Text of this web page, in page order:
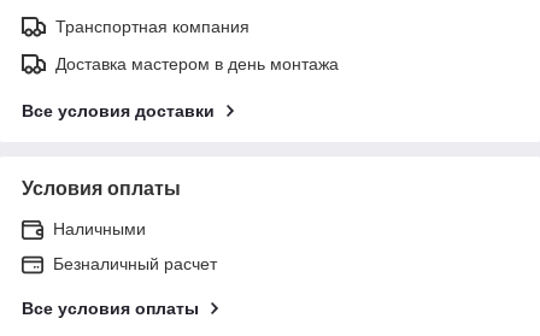
Транспортная компания
Доставка мастером в день монтажа
Все условия доставки
Условия оплаты
Наличными
Безналичный расчет
Все условия оплаты